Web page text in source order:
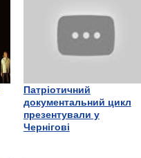
Патріотичний
документальний цикл
презентували у
Чернігові